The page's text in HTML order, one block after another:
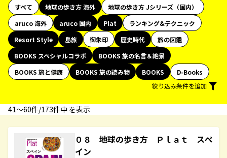
すべて 地球の歩き方 海外
地球の歩き方 Jシリーズ（国内）
aruco 海外
aruco 国内 Plat
ランキング&テクニック
Resort Style
島旅 御朱印 歴史時代
旅の図鑑
BOOKS スペシャルコラボ
BOOKS 旅の名言＆絶景
BOOKS 旅と健康
BOOKS 旅の読み物 BOOKS
D-Books
絞り込み条件を追加
41〜60件/173件中 を表示
０８ 地球の歩き方 Ｐｌａｔ スペ
イン